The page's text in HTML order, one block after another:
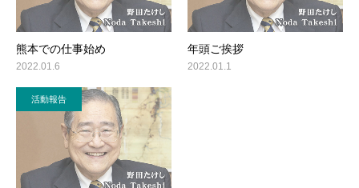
熊本での仕事始め
2022.01.6
年頭ご挨拶
2022.01.1
活動報告